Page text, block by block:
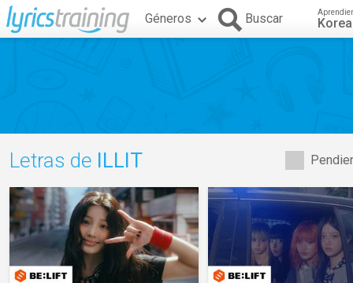
Géneros Buscar
Letras de ILLIT